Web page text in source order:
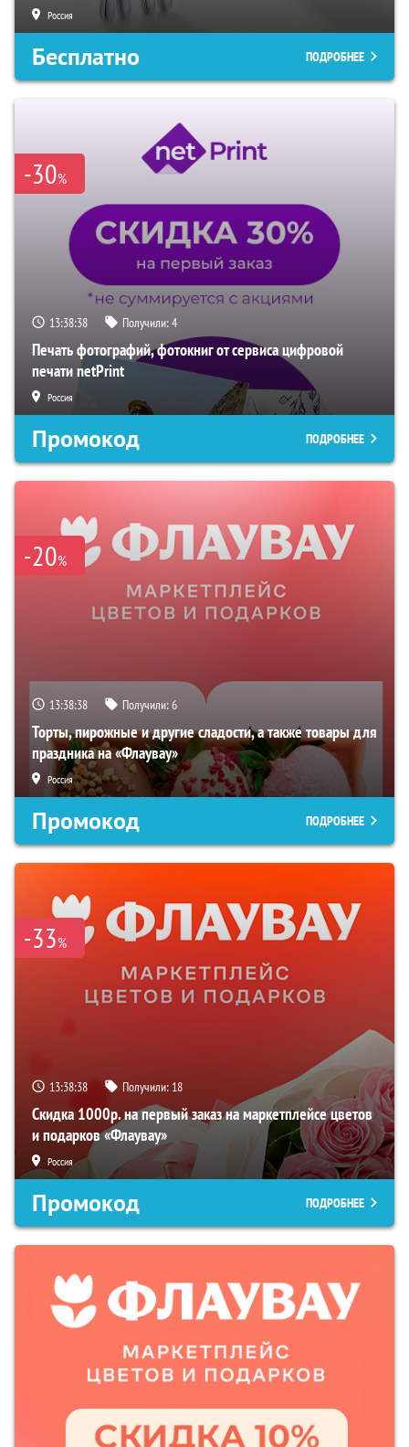
Россия
Бесплатно ПОДРОБНЕЕ
-30%
13:38:37 Получили:4
Печать фотографий, фотокниг от сервиса цифровой
печати netPrint
Россия
Промокод ПОДРОБНЕЕ
-20%
13:38:37 Получили:6
Торты, пирожные и другие сладости, а также товары для
праздника на «Флаувау»
Россия
Промокод ПОДРОБНЕЕ
-33%
13:38:37 Получили: 18
Скидка 1000р. на первый заказ на маркетплейсе цветов
и подарков «Флаувау»
Россия
Промокод ПОДРОБНЕЕ